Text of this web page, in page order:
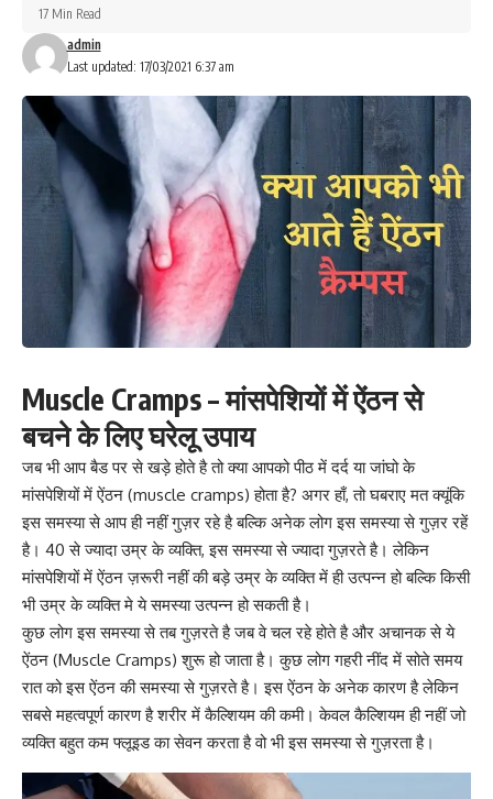
Last updated: 17/03/2021 6:37 am
admin
17 Min Read
Muscle Cramps – मांसपेशियों में ऐंठन से
बचने के लिए घरेलू उपाय
जब भी आप बैड पर से खड़े होते है तो क्या आपकोपीठ में दर्द या जांघोके
मांसपेशियों में ऐंठन (muscle cramps) होता है? अगर हाँ, तो घबराए मत क्यूंकि
इस समस्या से आप ही नहीं गुज़र रहे है बल्कि अनेक लोग इस समस्या से गुज़र रहें
है। 40 से ज्यादा उम्र के व्यक्ति, इस समस्या से ज्यादा गुज़रते है। लेकिन
मांसपेशियों में ऐंठन ज़रूरी नहीं की बड़े उम्र के व्यक्ति में ही उत्पन्न हो बल्कि किसी
भी उम्र के व्यक्ति मे ये समस्या उत्पन्न हो सकती है।
कुछ लोग इस समस्या से तब गुज़रते है जब वे चल रहे होते है और अचानक से ये
ऐंठन (Muscle Cramps) शुरू हो जाता है। कुछ लोग गहरी नींद में सोते समय
रात को इस ऐंठन की समस्या से गुज़रते है। इस ऐंठन के अनेक कारण है लेकिन
सबसे महत्वपूर्ण कारण है शरीर मेंकैल्शियम की कमी। केवल कैल्शियम ही नहीं जो
व्यक्ति बहुत कम फ्लूइड का सेवन करता है वो भी इस समस्या से गुज़रता है।